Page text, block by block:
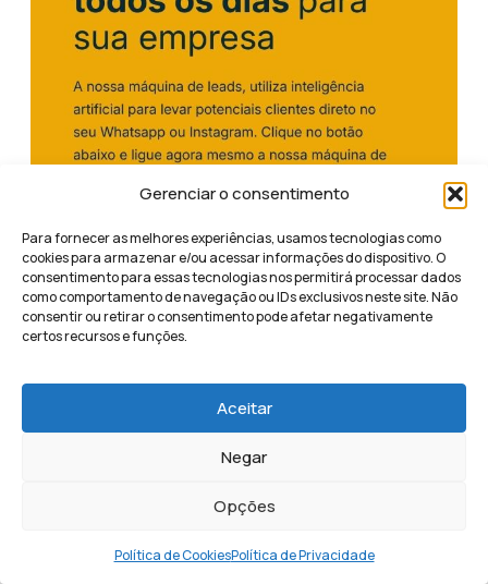
Gerenciar o consentimento
Para fornecer as melhores experiências, usamos tecnologias como
cookies para armazenar e/ou acessar informações do dispositivo. O
consentimento para essas tecnologias nos permitirá processar dados
como comportamento de navegação ou IDs exclusivos neste site. Não
consentir ou retirar o consentimento pode afetar negativamente
certos recursos e funções.
Aceitar
Negar
Opções
Política de CookiesPolítica de Privacidade
Compartilhe este conteúdo
Isabeli Azevedo